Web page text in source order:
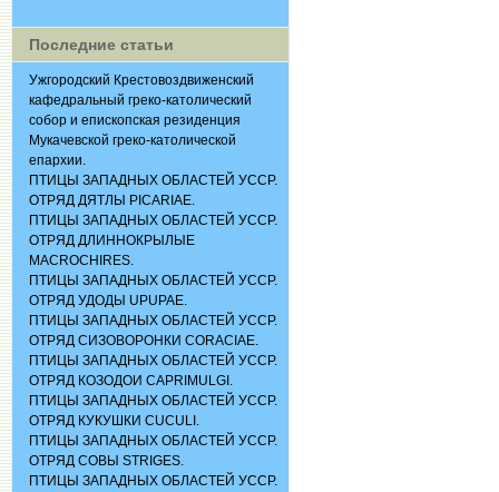
Последние статьи
Ужгородский Крестовоздвиженский
кафедральный греко-католический
собор и епископская резиденция
Мукачевской греко-католической
епархии.
ПТИЦЫ ЗАПАДНЫХ ОБЛАСТЕЙ УССР.
ОТРЯД ДЯТЛЫ PICARIAE.
ПТИЦЫ ЗАПАДНЫХ ОБЛАСТЕЙ УССР.
ОТРЯД ДЛИННОКРЫЛЫЕ
MACROCHIRES.
ПТИЦЫ ЗАПАДНЫХ ОБЛАСТЕЙ УССР.
ОТРЯД УДОДЫ UPUPAE.
ПТИЦЫ ЗАПАДНЫХ ОБЛАСТЕЙ УССР.
ОТРЯД СИЗОВОРОНКИ CORACIАЕ.
ПТИЦЫ ЗАПАДНЫХ ОБЛАСТЕЙ УССР.
ОТРЯД КОЗОДОИ CAPRIMULGI.
ПТИЦЫ ЗАПАДНЫХ ОБЛАСТЕЙ УССР.
ОТРЯД КУКУШКИ CUCULI.
ПТИЦЫ ЗАПАДНЫХ ОБЛАСТЕЙ УССР.
ОТРЯД СОВЫ STRIGES.
ПТИЦЫ ЗАПАДНЫХ ОБЛАСТЕЙ УССР.